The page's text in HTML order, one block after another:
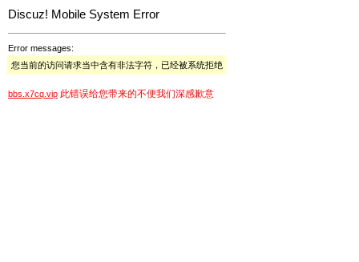
Discuz! Mobile System Error
Error messages:
您当前的访问请求当中含有非法字符，已经被系统拒绝
bbs.x7cq.vip 此错误给您带来的不便我们深感歉意